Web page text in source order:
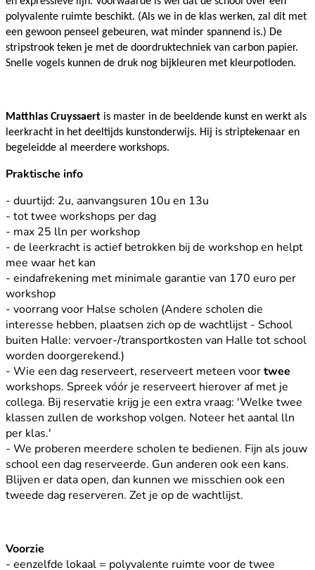
polyvalente ruimte beschikt. (Als we in de klas werken, zal dit met
een gewoon penseel gebeuren, wat minder spannend is.) De
stripstrook teken je met de doordruktechniek van carbon papier.
Snelle vogels kunnen de druk nog bijkleuren met kleurpotloden.
Matthias Cruyssaert is master in de beeldende kunst en werkt als
leerkracht in het deeltijds kunstonderwijs. Hij is striptekenaar en
begeleidde al meerdere workshops.
Praktische info
- duurtijd: 2u, aanvangsuren 10u en 13u
- tot twee workshops per dag
- max 25 lln per workshop
- de leerkracht is actief betrokken bij de workshop en helpt
mee waar het kan
- eindafrekening met minimale garantie van 170 euro per
workshop
- voorrang voor Halse scholen (Andere scholen die
interesse hebben, plaatsen zich op de wachtlijst - School
buiten Halle: vervoer-/transportkosten van Halle tot school
worden doorgerekend.)
- Wie een dag reserveert, reserveert meteen voortwee
workshops. Spreek vóór je reserveert hierover af met je
collega. Bij reservatie krijg je een extra vraag: 'Welke twee
klassen zullen de workshop volgen. Noteer het aantal lln
per klas.'
- We proberen meerdere scholen te bedienen. Fijn als jouw
school een dag reserveerde. Gun anderen ook een kans.
Blijven er data open, dan kunnen we misschien ook een
tweede dag reserveren. Zet je op de wachtlijst.
Voorzie
- eenzelfde lokaal = polyvalente ruimte voor de twee